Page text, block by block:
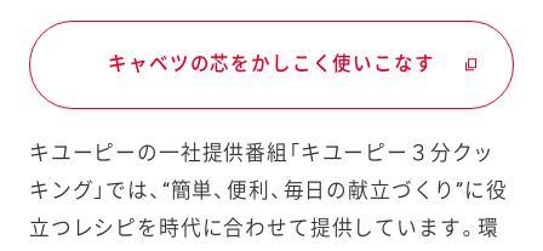
企画（全国）
への支援
2024年
ドレタス増
量企画（沖
縄）
ドロス）削減
への支援
キャベツの芯をかしこく使いこなす
キユーピーの一社提供番組「キユーピー３分クッ
キング」では、“簡単、便利、毎日の献立づくり”に役
立つレシピを時代に合わせて提供しています。環